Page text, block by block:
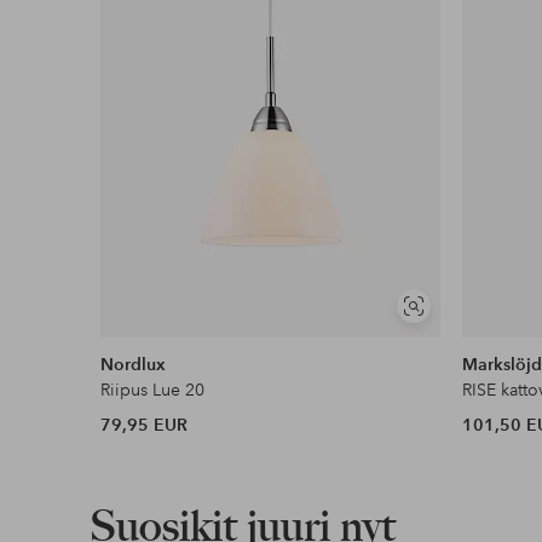
Näytä
Nordlux
Riipus Lue 20
79,95 EUR
Markslöjd
RISE
101,50
Suosikit juuri nyt